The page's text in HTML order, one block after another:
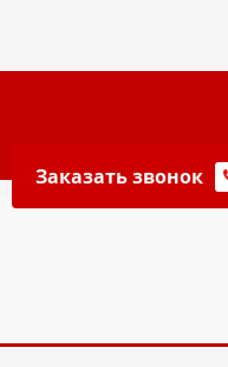
Заказать звонок